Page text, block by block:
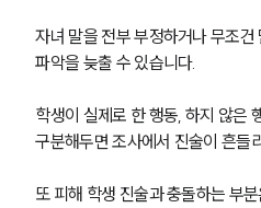
자녀 말을 전부 부정하거나 무조건
파악을 늦출 수 있습니다.
학생이 실제로 한 행동, 하지 않은
구분해두면 조사에서 진술이 흔들
또 피해 학생 진술과 충돌하는 부